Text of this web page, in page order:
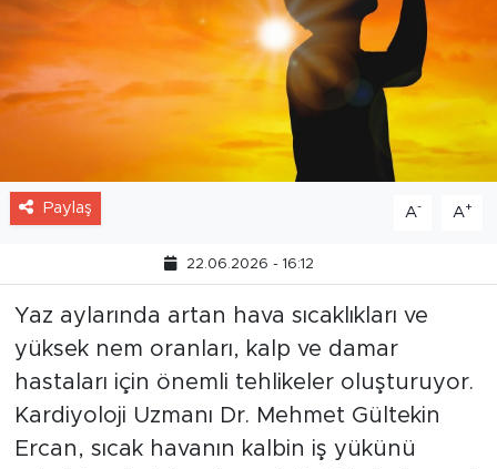
Paylaş A- A+
22.06.2026 - 16:12
Yaz aylarında artan hava sıcaklıkları ve
yüksek nem oranları, kalp ve damar
hastaları için önemli tehlikeler oluşturuyor.
Kardiyoloji Uzmanı Dr. Mehmet Gültekin
Ercan, sıcak havanın kalbin iş yükünü